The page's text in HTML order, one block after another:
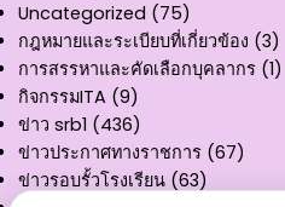
Uncategorized (75)
กฎหมายและระเบียบที่เกี่ยวข้อง (3)
การสรรหาและคัดเลือกบุคลากร (1)
กิจกรรมITA (9)
ข่าว srb1 (436)
ข่าวประกาศทางราชการ (67)
ข่าวรอบรั้วโรงเรียน (63)